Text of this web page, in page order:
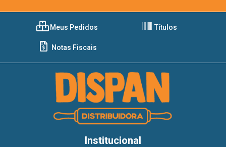
Meus Pedidos Títulos
Notas Fiscais
Institucional